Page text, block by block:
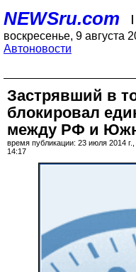
NEWSru.com |
воскресенье, 9 августа
Автоновости
Застрявший в
блокировал
между РФ и
время публикации: 23 июля 2014
14:17